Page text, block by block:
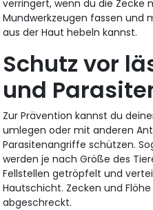
verringert, wenn du die Zecke
Mundwerkzeugen fassen und
aus der Haut hebeln kannst.
Schutz vor
und
Zur Prävention kannst du
umlegen oder mit anderen
Parasitenangriffe schützen.
werden je nach Größe des
Fellstellen getröpfelt und
Hautschicht. Zecken und
abgeschreckt.